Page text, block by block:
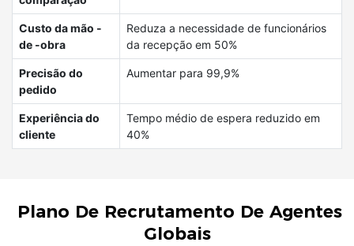
Custo da mão -
de -obra
Reduza a necessidade de funcionários
da recepção em 50%
Precisão do
pedido
Aumentar para 99,9%
Experiência do
cliente
Tempo médio de espera reduzido em
40%
Plano De Recrutamento De Agentes
Globais